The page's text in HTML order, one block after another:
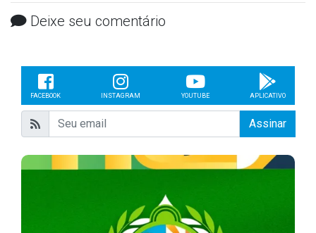
Deixe seu comentário
FACEBOOK INSTAGRAM YOUTUBE APLICATIVO
Assinar